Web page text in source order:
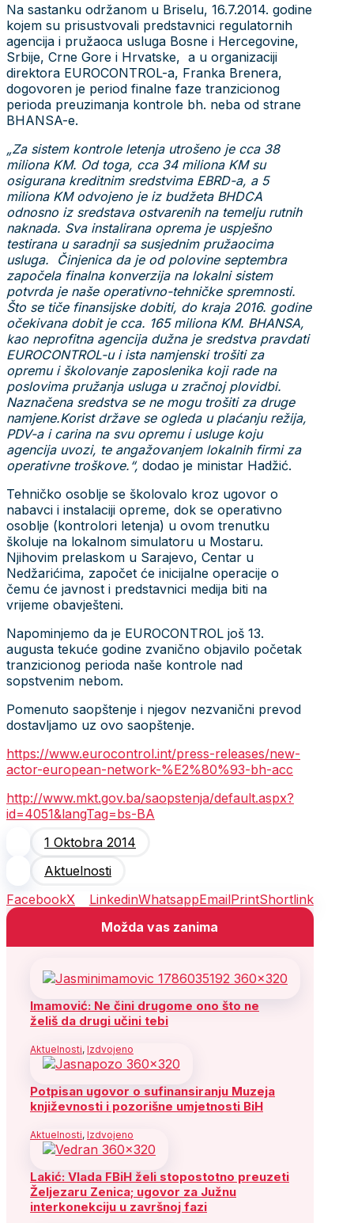
Na sastanku održanom u Briselu, 16.7.2014. godine
kojem su prisustvovali predstavnici regulatornih
agencija i pružaoca usluga Bosne i Hercegovine,
Srbije, Crne Gore i Hrvatske, a u organizaciji
direktora EUROCONTROL-a, Franka Brenera,
dogovoren je period finalne faze tranzicionog
perioda preuzimanja kontrole bh. neba od strane
BHANSA-e.
„Za sistem kontrole letenja utrošeno je cca 38
miliona KM. Od toga, cca 34 miliona KM su
osigurana kreditnim sredstvima EBRD-a, a 5
miliona KM odvojeno je iz budžeta BHDCA
odnosno iz sredstava ostvarenih na temelju rutnih
naknada. Sva instalirana oprema je uspješno
testirana u saradnji sa susjednim pružaocima
usluga. Činjenica da je od polovine septembra
započela finalna konverzija na lokalni sistem
potvrda je naše operativno-tehničke spremnosti.
Što se tiče finansijske dobiti, do kraja 2016. godine
očekivana dobit je cca. 165 miliona KM. BHANSA,
kao neprofitna agencija dužna je sredstva pravdati
EUROCONTROL-u i ista namjenski trošiti za
opremu i školovanje zaposlenika koji rade na
poslovima pružanja usluga u zračnoj plovidbi.
Naznačena sredstva se ne mogu trošiti za druge
namjene.Korist države se ogleda u plaćanju režija,
PDV-a i carina na svu opremu i usluge koju
agencija uvozi, te angažovanjem lokalnih firmi za
operativne troškove.“, dodao je ministar Hadžić.
Tehničko osoblje se školovalo kroz ugovor o
nabavci i instalaciji opreme, dok se operativno
osoblje (kontrolori letenja) u ovom trenutku
školuje na lokalnom simulatoru u Mostaru.
Njihovim prelaskom u Sarajevo, Centar u
Nedžarićima, započet će inicijalne operacije o
čemu će javnost i predstavnici medija biti na
vrijeme obavješteni.
Napominjemo da je EUROCONTROL još 13.
augusta tekuće godine zvanično objavilo početak
tranzicionog perioda naše kontrole nad
sopstvenim nebom.
Pomenuto saopštenje i njegov nezvanični prevod
dostavljamo uz ovo saopštenje.
https://www.eurocontrol.int/press-releases/new-
actor-european-network-%E2%80%93-bh-acc
http://www.mkt.gov.ba/saopstenja/default.aspx?
id=4051&langTag=bs-BA
1 Oktobra 2014
Aktuelnosti
FacebookX LinkedinWhatsappEmailPrintShortlink
Možda vas zanima
Imamović: Ne čini drugome ono što ne
želiš da drugi učini tebi
Aktuelnosti, Izdvojeno
Potpisan ugovor o sufinansiranju Muzeja
književnosti i pozorišne umjetnosti BiH
Aktuelnosti, Izdvojeno
Lakić: Vlada FBiH želi stopostotno preuzeti
Željezaru Zenica; ugovor za Južnu
interkonekciju u završnoj fazi